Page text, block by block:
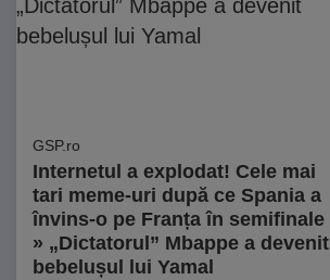
GSP.ro
Internetul a explodat! Cele mai
tari meme-uri după ce Spania a
învins-o pe Franța în semifinale
» „Dictatorul” Mbappe a devenit
bebelușul lui Yamal